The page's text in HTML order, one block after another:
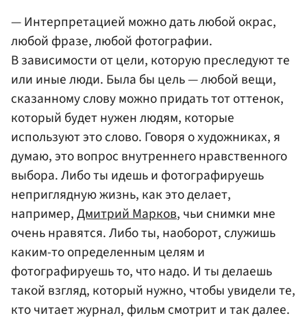
— Интерпретацией можно дать любой окрас,
любой фразе, любой фотографии.
В зависимости от цели, которую преследуют те
или иные люди. Была бы цель — любой вещи,
сказанному слову можно придать тот оттенок,
который будет нужен людям, которые
используют это слово. Говоря о художниках, я
думаю, это вопрос внутреннего нравственного
выбора. Либо ты идешь и фотографируешь
неприглядную жизнь, как это делает,
например,Дмитрий Марков, чьи снимки мне
очень нравятся. Либо ты, наоборот, служишь
каким-то определенным целям и
фотографируешь то, что надо. И ты делаешь
такой взгляд, который нужно, чтобы увидели те,
кто читает журнал, фильм смотрит и так далее.